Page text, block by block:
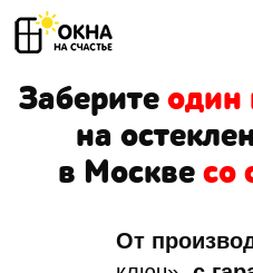
Заберитеодин
на
в Москвесо
От